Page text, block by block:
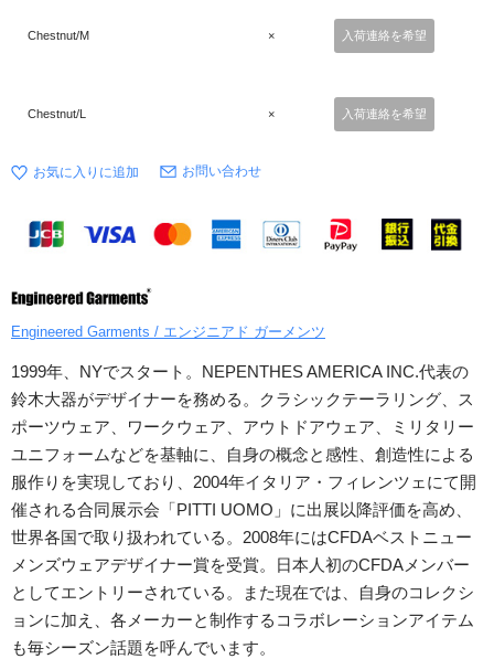
Chestnut/M × 入荷連絡を希望
Chestnut/L × 入荷連絡を希望
お問い合わせ
Engineered Garments / エンジニアド ガーメンツ
1999年、NYでスタート。NEPENTHES AMERICA INC.代表の
鈴木大器がデザイナーを務める。クラシックテーラリング、ス
ポーツウェア、ワークウェア、アウトドアウェア、ミリタリー
ユニフォームなどを基軸に、自身の概念と感性、創造性による
服作りを実現しており、2004年イタリア・フィレンツェにて開
催される合同展示会「PITTI UOMO」に出展以降評価を高め、
世界各国で取り扱われている。2008年にはCFDAベストニュー
メンズウェアデザイナー賞を受賞。日本人初のCFDAメンバー
としてエントリーされている。また現在では、自身のコレクシ
ョンに加え、各メーカーと制作するコラボレーションアイテム
も毎シーズン話題を呼んでいます。